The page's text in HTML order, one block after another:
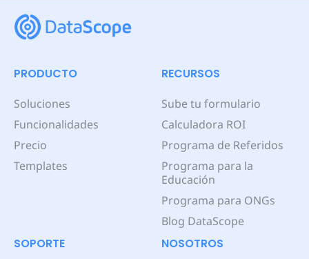
PRODUCTO
Soluciones
Funcionalidades
Precio
Templates
RECURSOS
Sube tu formulario
Calculadora ROI
Programa de Referidos
Programa para la
Educación
Programa para ONGs
Blog DataScope
SOPORTE NOSOTROS